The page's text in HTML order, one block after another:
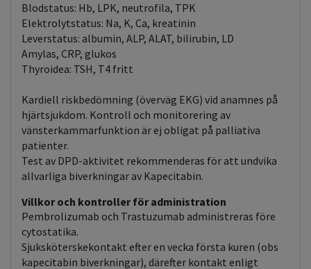
Blodstatus: Hb, LPK, neutrofila, TPK
Elektrolytstatus: Na, K, Ca, kreatinin
Leverstatus: albumin, ALP, ALAT, bilirubin, LD
Amylas, CRP, glukos
Thyroidea: TSH, T4 fritt
Kardiell riskbedömning (överväg EKG) vid anamnes på
hjärtsjukdom. Kontroll och monitorering av
vänsterkammarfunktion är ej obligat på palliativa
patienter.
Test av DPD-aktivitet rekommenderas för att undvika
allvarliga biverkningar av Kapecitabin.
Villkor och kontroller för administration
Pembrolizumab och Trastuzumab administreras före
cytostatika.
Sjuksköterskekontakt efter en vecka första kuren (obs
kapecitabin biverkningar), därefter kontakt enligt